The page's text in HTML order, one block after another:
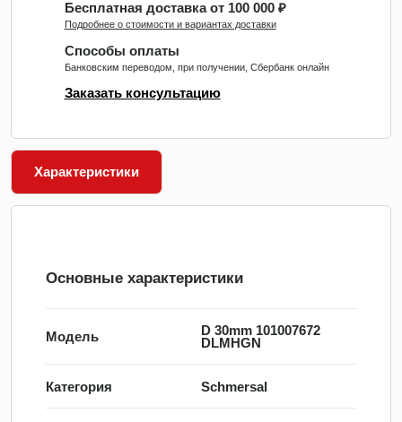
Бесплатная доставка от 100 000 ₽
Подробнее о стоимости и вариантах доставки
Способы оплаты
Банковским переводом, при получении, Сбербанк онлайн
Заказать консультацию
Характеристики
Основные характеристики
Модель
D 30mm 101007672
DLMHGN
Категория Schmersal